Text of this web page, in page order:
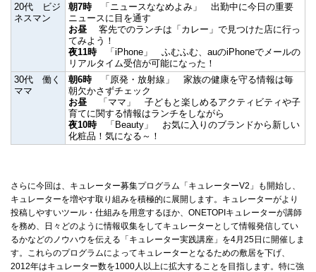
20代 ビジ
ネスマン
朝7時「ニュースななめよみ」 出勤中に今日の重要
ニュースに目を通す
お昼 客先でのランチは「カレー」で見つけた店に行っ
てみよう！
夜11時「iPhone」 ふむふむ、auのiPhoneでメールの
リアルタイム受信が可能になった！
30代 働く
ママ
朝6時「原発・放射線」 家族の健康を守る情報は毎
朝欠かさずチェック
お昼 「ママ」 子どもと楽しめるアクティビティや子
育てに関する情報はランチをしながら
夜10時「Beauty」 お気に入りのブランドから新しい
化粧品！気になる～！
さらに今回は、キュレーター募集プログラム「キュレーターV2」も開始し、
キュレーターを増やす取り組みを積極的に展開します。キュレーターがより
投稿しやすいツール・仕組みを用意するほか、ONETOPIキュレーターが講師
を務め、日々どのように情報収集をしてキュレーターとして情報発信してい
るかなどのノウハウを伝える「キュレーター実践講座」を4月25日に開催しま
す。これらのプログラムによってキュレーターとなるための敷居を下げ、
2012年はキュレーター数を1000人以上に拡大することを目指します。特に強